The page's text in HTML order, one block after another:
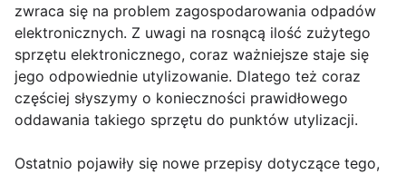
zwraca się na problem zagospodarowania odpadów
elektronicznych. Z uwagi na rosnącą ilość zużytego
sprzętu elektronicznego, coraz ważniejsze staje się
jego odpowiednie utylizowanie. Dlatego też coraz
częściej słyszymy o konieczności prawidłowego
oddawania takiego sprzętu do punktów utylizacji.
Ostatnio pojawiły się nowe przepisy dotyczące tego,